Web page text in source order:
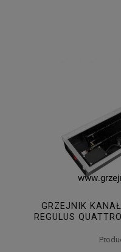
GRZEJNIK
REGULUS